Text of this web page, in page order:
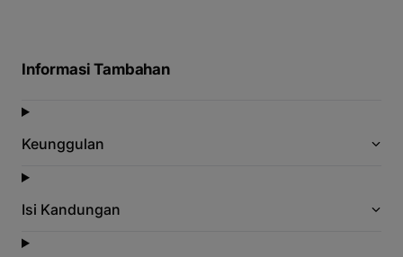
Informasi Tambahan
Keunggulan
Isi Kandungan